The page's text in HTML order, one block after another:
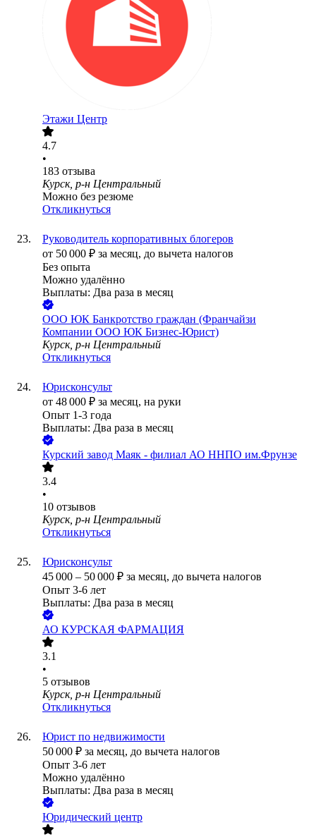
Этажи Центр
4.7
•
183 отзыва
Курск, р-н Центральный
Можно без резюме
Откликнуться
Руководитель корпоративных блогеров
от 50 000 ₽ за месяц, до вычета налогов
Без опыта
Можно удалённо
Выплаты: Два раза в месяц
ООО ЮК Банкротство граждан (Франчайзи
Компании ООО ЮК Бизнес-Юрист)
Курск, р-н Центральный
Откликнуться
Юрисконсульт
от 48 000 ₽ за месяц, на руки
Опыт 1-3 года
Выплаты: Два раза в месяц
Курский завод Маяк - филиал АО ННПО им.Фрунзе
3.4
•
10 отзывов
Курск, р-н Центральный
Откликнуться
Юрисконсульт
45 000 – 50 000 ₽ за месяц, до вычета налогов
Опыт 3-6 лет
Выплаты: Два раза в месяц
АО КУРСКАЯ ФАРМАЦИЯ
3.1
•
5 отзывов
Курск, р-н Центральный
Откликнуться
Юрист по недвижимости
50 000 ₽ за месяц, до вычета налогов
Опыт 3-6 лет
Можно удалённо
Выплаты: Два раза в месяц
Юридический центр